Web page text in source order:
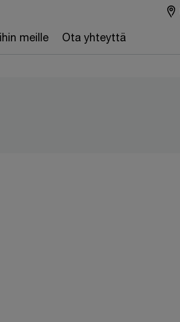
meille Ota yhteyttä